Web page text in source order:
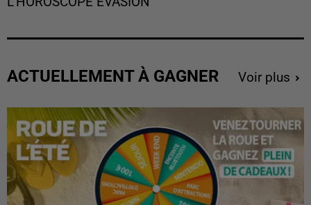
ACTUELLEMENT À GAGNER Voir plus